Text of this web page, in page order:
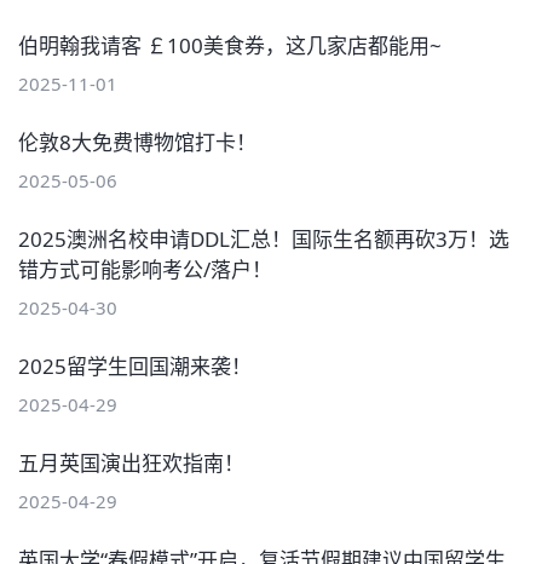
伯明翰我请客 ￡100美食券，这几家店都能用~
2025-11-01
伦敦8大免费博物馆打卡！
2025-05-06
2025澳洲名校申请DDL汇总！国际生名额再砍3万！选
错方式可能影响考公/落户！
2025-04-30
2025留学生回国潮来袭！
2025-04-29
五月英国演出狂欢指南！
2025-04-29